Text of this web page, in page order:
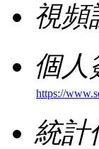
視頻
個人
https://
統計